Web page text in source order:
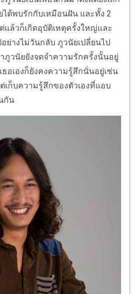
ได้พบรักกับเหมือนฝัน และทั้ง 2
แล้วก็เกิดอุบัติเหตุครั้งใหญ่และ
ย่างไม่วันกลับ ภูวนัยเปลี่ยนไป
ภูวนัยยังจดจำความรักครั้งนั้นอยู่
ธอเองก็ยังคงความรู้สึกนั่นอยู่เช่น
เก็บความรู้สึกของตัวเองที่แอบ
กัน